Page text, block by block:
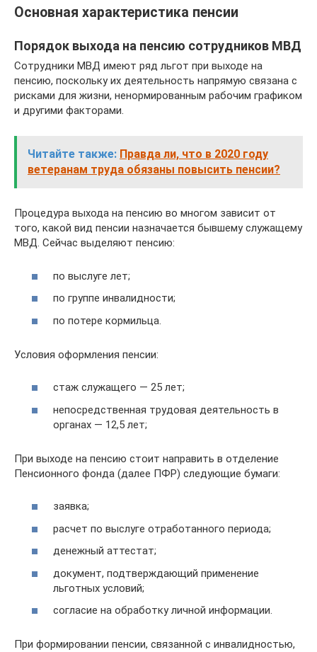
Основная характеристика пенсии
Порядок выхода на пенсию сотрудников МВД
Сотрудники МВД имеют ряд льгот при выходе на
пенсию, поскольку их деятельность напрямую связана с
рисками для жизни, ненормированным рабочим графиком
и другими факторами.
Читайте также: Правда ли, что в 2020 году
ветеранам труда обязаны повысить пенсии?
Процедура выхода на пенсию во многом зависит от
того, какой вид пенсии назначается бывшему служащему
МВД. Сейчас выделяют пенсию:
по выслуге лет;
по группе инвалидности;
по потере кормильца.
Условия оформления пенсии:
стаж служащего — 25 лет;
непосредственная трудовая деятельность в
органах — 12,5 лет;
При выходе на пенсию стоит направить в отделение
Пенсионного фонда (далее ПФР) следующие бумаги:
заявка;
расчет по выслуге отработанного периода;
денежный аттестат;
документ, подтверждающий применение
льготных условий;
согласие на обработку личной информации.
При формировании пенсии, связанной с инвалидностью,